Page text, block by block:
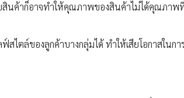
สินค้าก็อาจทำให้คุณภาพของสินค้าไม่ได้คุณภาพ
ไตล์ของลูกค้าบางกลุ่มได้ ทำให้เสียโอกาสในกา